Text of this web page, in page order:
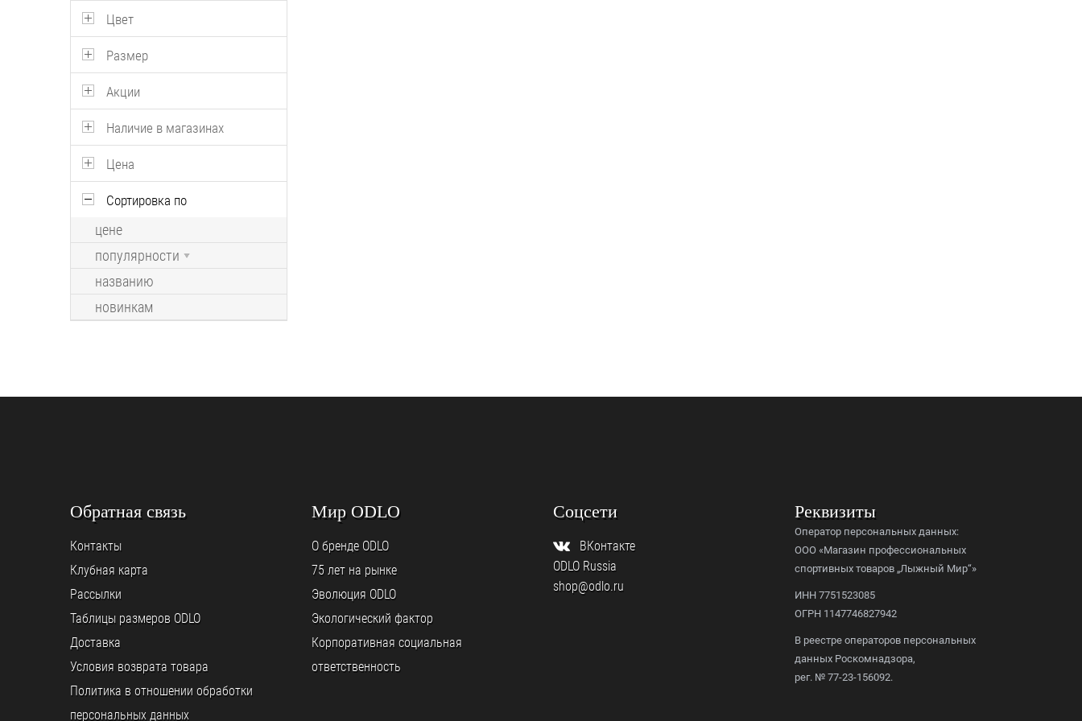
Цвет
Размер
Акции
Наличие в магазинах
Цена
Сортировка по
цене
популярности
названию
новинкам
Обратная связь
Контакты
Клубная карта
Рассылки
Таблицы размеров ODLO
Доставка
Условия возврата товара
Политика в отношении обработки
персональных данных
Мир ODLO
О бренде ODLO
75 лет на рынке
Эволюция ODLO
Экологический фактор
Корпоративная социальная
ответственность
Соцсети
ВКонтакте
ODLO Russia
shop@odlo.ru
Реквизиты
Оператор персональных данных:
ООО «Магазин профессиональных
спортивных товаров „Лыжный Мир“»
ИНН 7751523085
ОГРН 1147746827942
В реестре операторов персональных
данных Роскомнадзора,
рег. № 77-23-156092.